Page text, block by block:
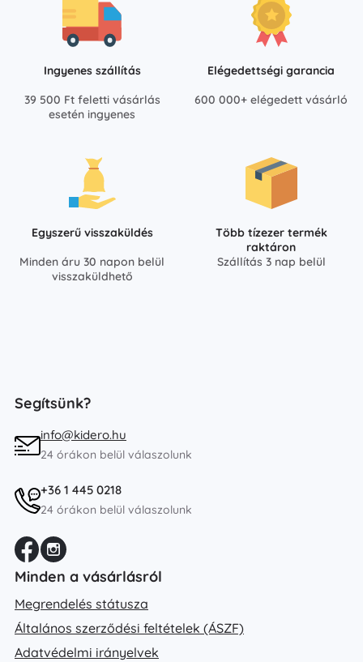
Ingyenes szállítás
39 500 Ft feletti vásárlás
esetén ingyenes
Elégedettségi garancia
600 000+ elégedett vásárló
Egyszerű visszaküldés
Minden áru 30 napon belül
visszaküldhető
Több tízezer termék
raktáron
Szállítás 3 nap belül
Segítsünk?
info@kidero.hu
24 órákon belül válaszolunk
+36 1 445 0218
24 órákon belül válaszolunk
Minden a vásárlásról
Megrendelés státusza
Általános szerződési feltételek (ÁSZF)
Adatvédelmi irányelvek